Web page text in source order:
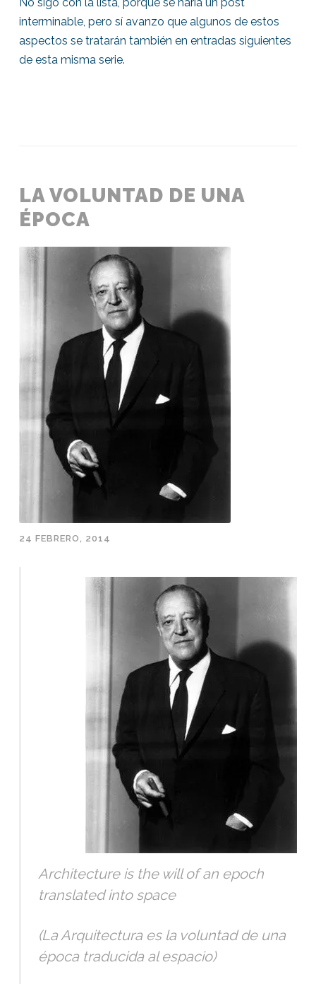
interminable, pero sí avanzo que algunos de estos
aspectos se tratarán también en entradas siguientes
de esta misma serie.
LA VOLUNTAD DE UNA
ÉPOCA
24 FEBRERO, 2014
Architecture is the will of an epoch
translated into space
(La Arquitectura es la voluntad de una
época traducida al espacio)